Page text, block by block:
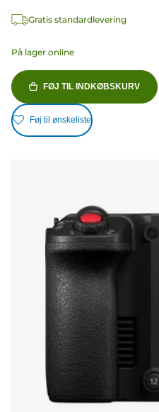
Gratis standardlevering
På lager online
FØJ TIL INDKØBSKURV
Føj til ønskeliste